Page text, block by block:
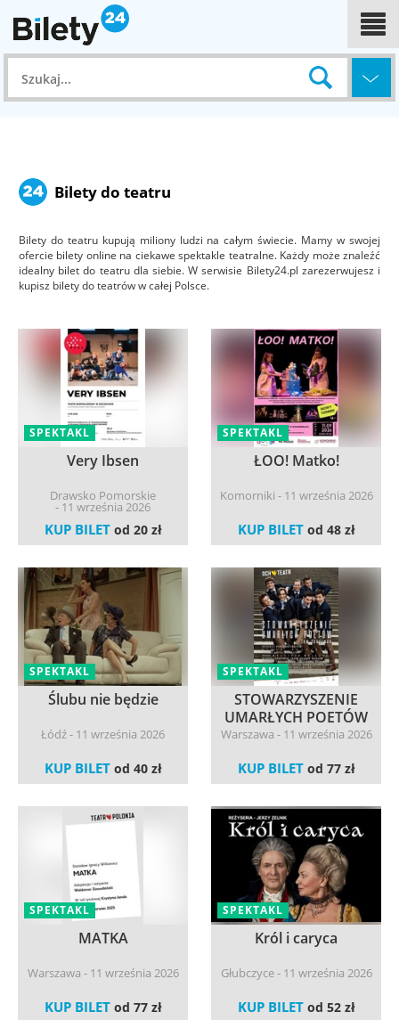
Bilety do teatru
Bilety do teatru kupują miliony ludzi na całym świecie. Mamy w swojej
ofercie bilety online na ciekawe spektakle teatralne. Każdy może znaleźć
idealny bilet do teatru dla siebie. W serwisie Bilety24.pl zarezerwujesz i
kupisz bilety do teatrów w całej Polsce.
SPEKTAKL
Very Ibsen
Drawsko Pomorskie
- 11 września 2026
KUP BILET od 20 zł
SPEKTAKL
ŁOO! Matko!
Komorniki - 11 września 2026
KUP BILET od 48 zł
SPEKTAKL
Ślubu nie będzie
Łódź - 11 września 2026
KUP BILET od 40 zł
SPEKTAKL
STOWARZYSZENIE
UMARŁYCH POETÓW
Warszawa - 11 września 2026
KUP BILET od 77 zł
SPEKTAKL
MATKA
Warszawa - 11 września 2026
KUP BILET od 77 zł
SPEKTAKL
Król i caryca
Głubczyce - 11 września 2026
KUP BILET od 52 zł